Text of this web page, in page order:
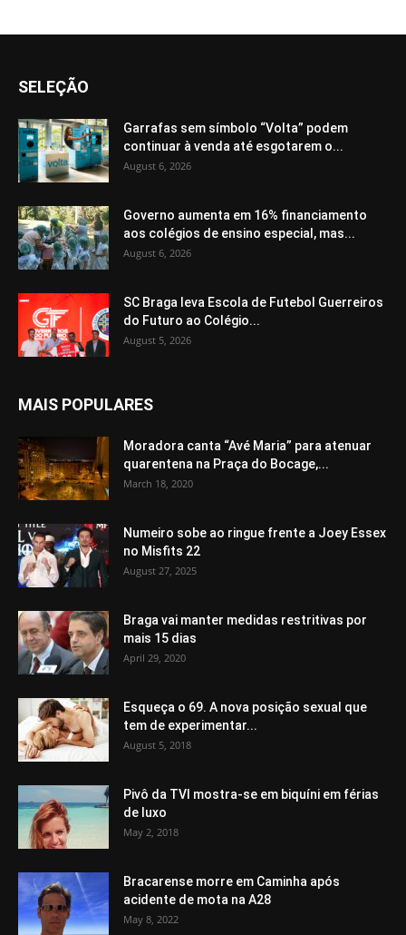
SELEÇÃO
Garrafas sem símbolo “Volta” podem
continuar à venda até esgotarem o...
August 6, 2026
Governo aumenta em 16% financiamento
aos colégios de ensino especial, mas...
August 6, 2026
SC Braga leva Escola de Futebol Guerreiros
do Futuro ao Colégio...
August 5, 2026
MAIS POPULARES
Moradora canta “Avé Maria” para atenuar
quarentena na Praça do Bocage,...
March 18, 2020
Numeiro sobe ao ringue frente a Joey Essex
no Misfits 22
August 27, 2025
Braga vai manter medidas restritivas por
mais 15 dias
April 29, 2020
Esqueça o 69. A nova posição sexual que
tem de experimentar...
August 5, 2018
Pivô da TVI mostra-se em biquíni em férias
de luxo
May 2, 2018
Bracarense morre em Caminha após
acidente de mota na A28
May 8, 2022